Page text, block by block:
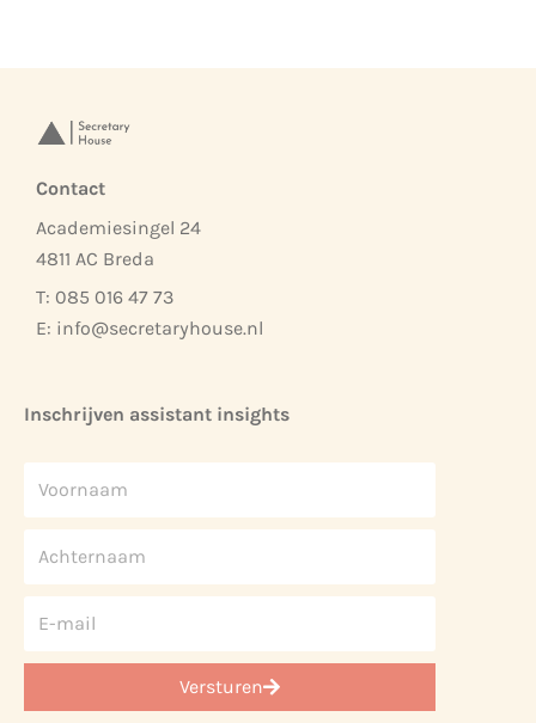
Contact
Academiesingel 24
4811 AC Breda
T: 085 016 47 73
E: info@secretaryhouse.nl
Inschrijven assistant insights
Versturen